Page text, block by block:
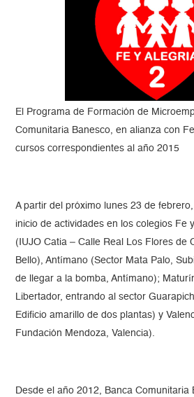
El Programa de Formación de
Comunitaria Banesco, en alianza con
cursos correspondientes al año 2015
A partir del próximo lunes 23 de
inicio de actividades en los colegios Fe
(IUJO Catia – Calle Real Los Flores de
Bello), Antímano (Sector Mata Palo,
de llegar a la bomba, Antímano);
Libertador, entrando al sector
Edificio amarillo de dos plantas) y
Fundación Mendoza, Valencia).
Desde el año 2012, Banca Comunitaria